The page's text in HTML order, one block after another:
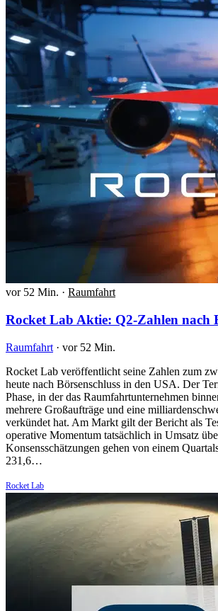
vor 52 Min. · Raumfahrt
Rocket Lab Aktie: Q2-Zahlen nach
Raumfahrt · vor 52 Min.
Rocket Lab veröffentlicht seine Zahlen zum
heute nach Börsenschluss in den USA. Der
Phase, in der das Raumfahrtunternehmen
mehrere Großaufträge und eine
verkündet hat. Am Markt gilt der Bericht als
operative Momentum tatsächlich in Umsatz
Konsensschätzungen gehen von einem
231,6…
Rocket Lab